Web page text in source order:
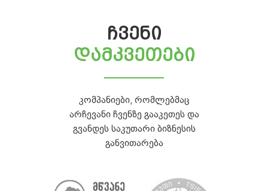
ᲩᲕᲔᲜᲘ
ᲓᲐᲛᲙᲕᲔᲗᲔᲑᲘ
კომპანიები, რომლებმაც
არჩევანი ჩვენზე გააკეთეს და
გვანდეს საკუთარი ბიზნესის
განვითარება